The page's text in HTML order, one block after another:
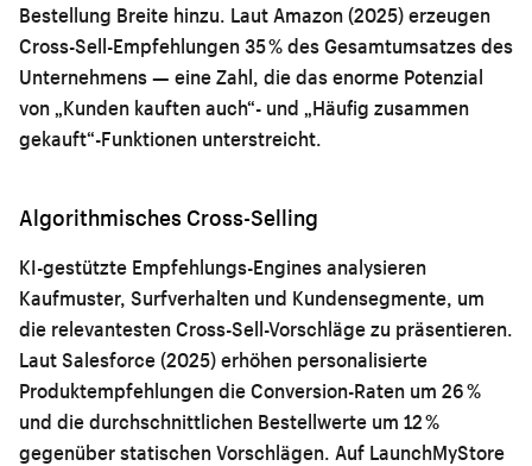
Bestellung Breite hinzu. Laut Amazon (2025) erzeugen
Cross-Sell-Empfehlungen 35 % des Gesamtumsatzes des
Unternehmens — eine Zahl, die das enorme Potenzial
von „Kunden kauften auch“- und „Häufig zusammen
gekauft“-Funktionen unterstreicht.
Algorithmisches Cross-Selling
KI-gestützte Empfehlungs-Engines analysieren
Kaufmuster, Surfverhalten und Kundensegmente, um
die relevantesten Cross-Sell-Vorschläge zu präsentieren.
Laut Salesforce (2025) erhöhen personalisierte
Produktempfehlungen die Conversion-Raten um 26 %
und die durchschnittlichen Bestellwerte um 12 %
gegenüber statischen Vorschlägen. Auf LaunchMyStore